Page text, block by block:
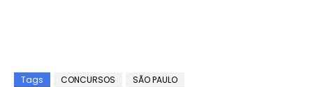
Tags CONCURSOS SÃO PAULO